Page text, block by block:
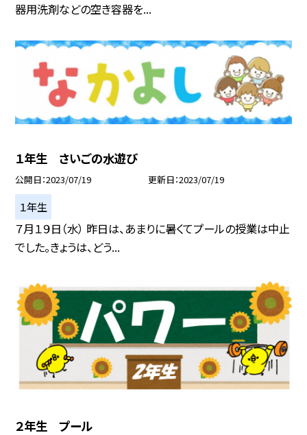
器用洗剤などの空き容器を...
１年生 さいごの水遊び
公開日 2023/07/19 更新日 2023/07/19
１年生
７月１９日（水） 昨日は、あまりに暑くてプールの授業は中止
でした。きょうは、どう...
２年生 プール